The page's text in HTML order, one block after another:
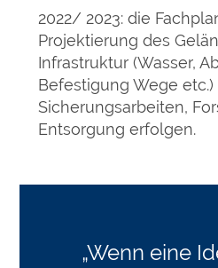
2022/ 2023: die
Projektierung des
Infrastruktur (Wasser,
Befestigung Wege etc.)
Sicherungsarbeiten,
Entsorgung erfolgen.
„Wenn eine